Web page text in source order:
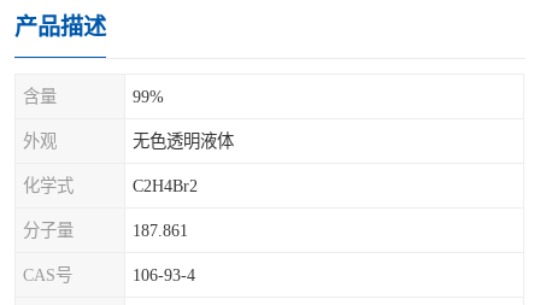
产品描述
含量 99%
外观 无色透明液体
化学式 C2H4Br2
分子量 187.861
CAS号 106-93-4